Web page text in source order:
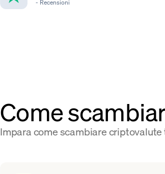
- Recensioni
Come
Impara come scambiare